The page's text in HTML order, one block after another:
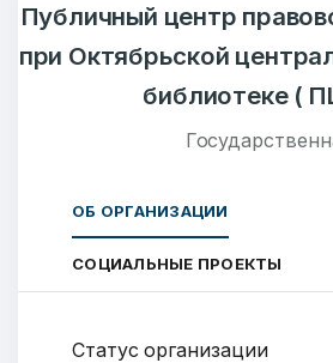
Публичный центр
при Октябрьской
библиотеке (
ОБ ОРГАНИЗАЦИИ
СОЦИАЛЬНЫЕ ПРОЕКТЫ
Статус организации